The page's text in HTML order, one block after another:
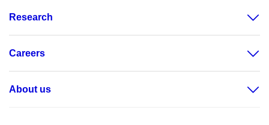
Research
Careers
About us